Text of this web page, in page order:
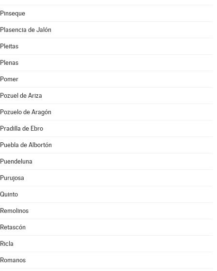
Pinseque
Plasencia de Jalón
Pleitas
Plenas
Pomer
Pozuel de Ariza
Pozuelo de Aragón
Pradilla de Ebro
Puebla de Albortón
Puendeluna
Purujosa
Quinto
Remolinos
Retascón
Ricla
Romanos